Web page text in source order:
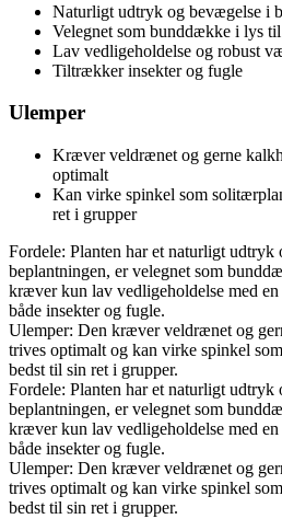
Naturligt udtryk og bevægelse i
Velegnet som bunddække i lys
Lav vedligeholdelse og robust
Tiltrækker insekter og fugle
Ulemper
Kræver veldrænet og gerne
optimalt
Kan virke spinkel som
ret i grupper
Fordele: Planten har et naturligt udtryk
beplantningen, er velegnet som
kræver kun lav vedligeholdelse med
både insekter og fugle.
Ulemper: Den kræver veldrænet og
trives optimalt og kan virke spinkel
bedst til sin ret i grupper.
Fordele: Planten har et naturligt udtryk
beplantningen, er velegnet som
kræver kun lav vedligeholdelse med
både insekter og fugle.
Ulemper: Den kræver veldrænet og
trives optimalt og kan virke spinkel
bedst til sin ret i grupper.